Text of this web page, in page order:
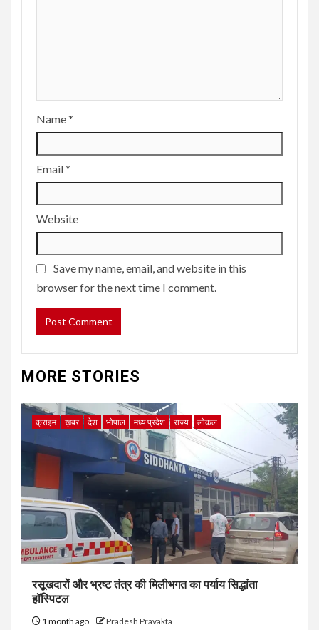
Name*
Email*
Website
Save my name, email, and website in this
browser for the next time I comment.
MORE STORIES
क्राइम ख़बर देश भोपाल मध्य प्रदेश राज्य लोकल
रसूखदारों और भ्रष्ट तंत्र की मिलीभगत का पर्याय सिद्धांता
हॉस्पिटल
1 month ago Pradesh Pravakta